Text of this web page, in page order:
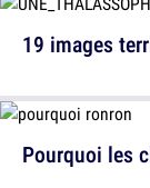
19 images
Pourquoi les